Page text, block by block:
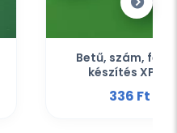
Betű, szám,
készítés XPS...
336 Ft‎